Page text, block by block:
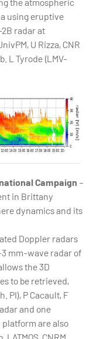
using eruptive
radar at
U Rizza, CNR
L Tyrode (LMV-
(P5 GHz),
Campaign –
in Brittany
dynamics and its
Doppler radars
3 mm-wave radar of
the 3D
to be retrieved,
PI), P Cacault, F
and one
platform are also